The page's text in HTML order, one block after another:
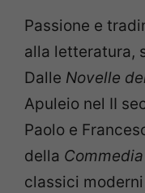
Passione e
alla letteratura,
Dalle Novelle
Apuleio nel II
Paolo e
della Commedia
classici